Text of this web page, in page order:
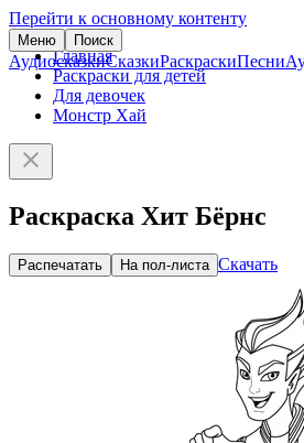
Перейти к основному контенту
Меню Поиск
АудиосказкиСказкиРаскраскиПесни
Главная
Раскраски для детей
Для девочек
Монстр Хай
Раскраска Хит Бёрнс
Распечатать На пол-листа Скачать